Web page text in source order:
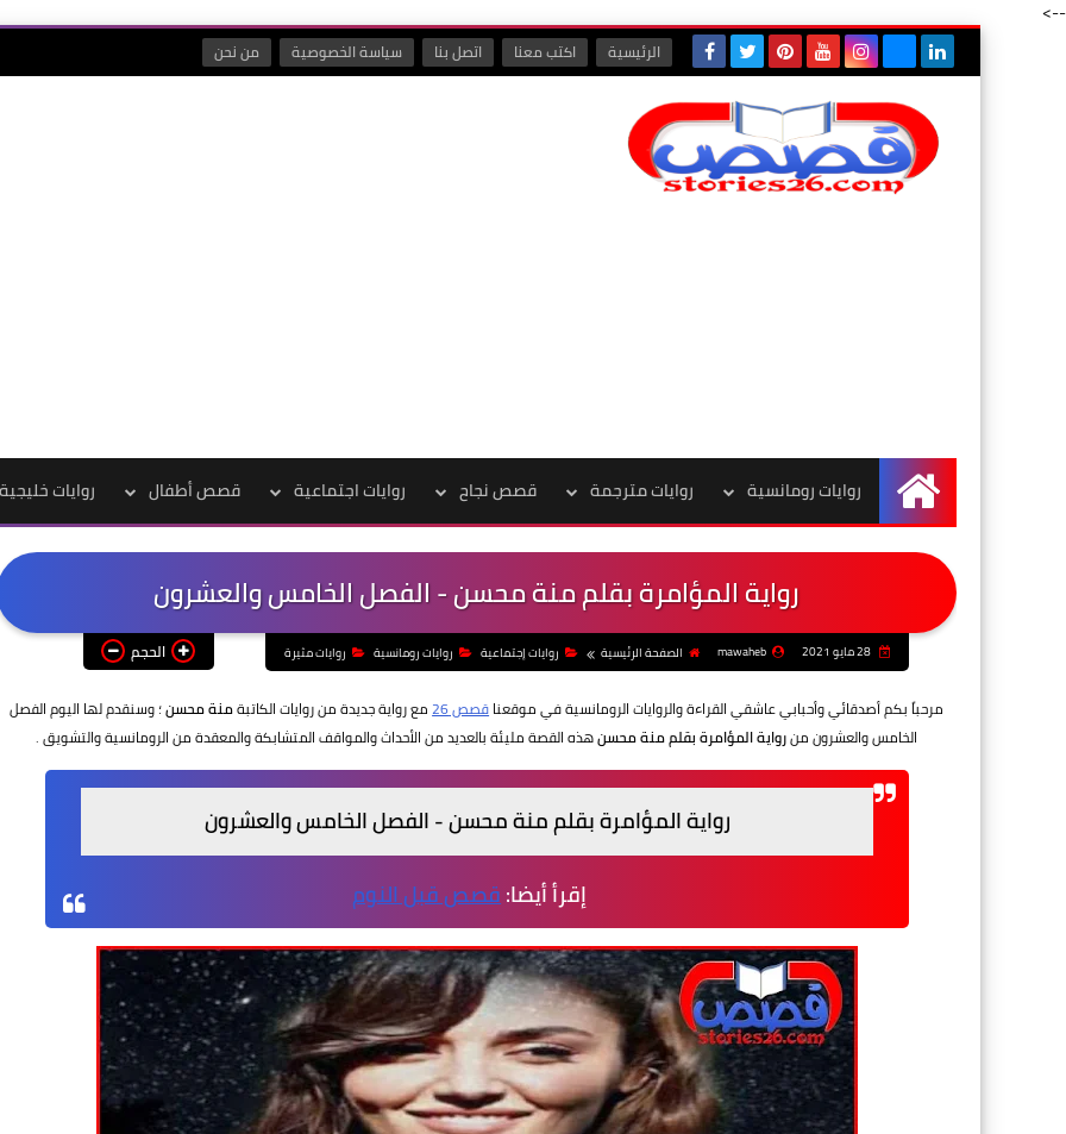
-->
الرئيسية اكتب معنا اتصل بنا سياسة الخصوصية من نحن
الرئيسية
روايات رومانسية روايات مترجمة قصص نجاح روايات اجتماعية قصص أطفال روايات خليجية
رواية المؤامرة بقلم منة محسن - الفصل الخامس والعشرون
28 مايو 2021 mawaheb الصفحة الرئيسية روايات إجتماعية روايات رومانسية روايات مثيرة الحجم
مرحباً بكم أصدقائي وأحبابي عاشقي القراءة والروايات الرومانسية في موقعناقصص 26 مع رواية جديدة من روايات الكاتبةمنة محسن؛ وسنقدم لها اليوم الفصل
الخامس والعشرون منرواية المؤامرة بقلم منة محسنهذه القصة مليئة بالعديد من الأحداث والمواقف المتشابكة والمعقدة من الرومانسية والتشويق .
رواية المؤامرة بقلم منة محسن - الفصل الخامس والعشرون
إقرأ أيضا:قصص قبل النوم